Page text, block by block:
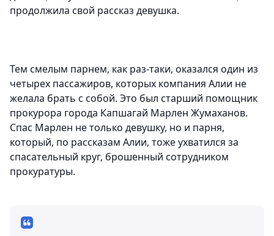
продолжила свой рассказ девушка.
Тем смелым парнем, как раз-таки, оказался один из
четырех пассажиров, которых компания Алии не
желала брать с собой. Это был старший помощник
прокурора города Капшагай Марлен Жумаханов.
Спас Марлен не только девушку, но и парня,
который, по рассказам Алии, тоже ухватился за
спасательный круг, брошенный сотрудником
прокуратуры.